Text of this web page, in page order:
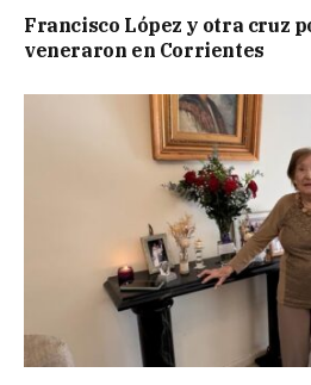
Francisco López y otra cruz
veneraron en Corrientes